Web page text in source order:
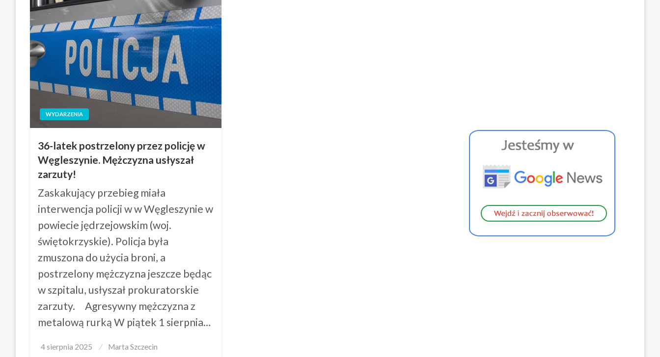
WYDARZENIA
36-latek postrzelony przez policję w
Węgleszynie. Mężczyzna usłyszał
zarzuty!
Zaskakujący przebieg miała
interwencja policji w w Węgleszynie w
powiecie jędrzejowskim (woj.
świętokrzyskie). Policja była
zmuszona do użycia broni, a
postrzelony mężczyzna jeszcze będąc
w szpitalu, usłyszał prokuratorskie
zarzuty. Agresywny mężczyzna z
metalową rurką W piątek 1 sierpnia…
Posted
4 sierpnia 2025 Marta Szczecin